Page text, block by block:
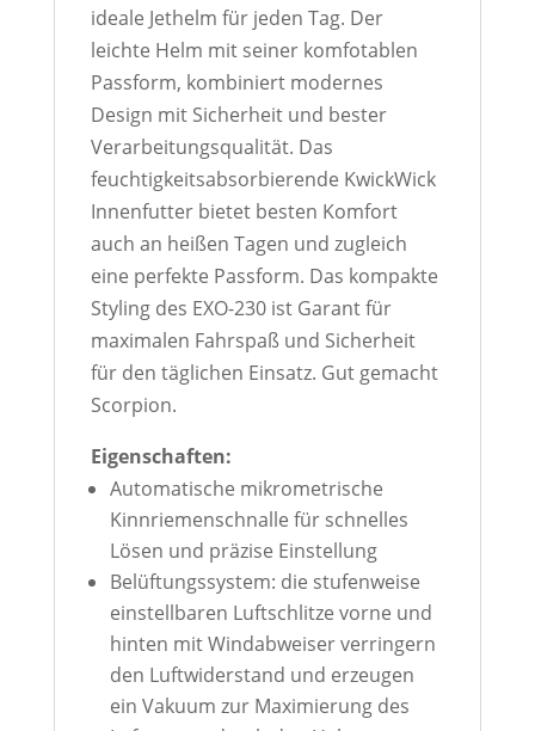
ideale Jethelm für jeden Tag. Der
leichte Helm mit seiner komfotablen
Passform, kombiniert modernes
Design mit Sicherheit und bester
Verarbeitungsqualität. Das
feuchtigkeitsabsorbierende KwickWick
Innenfutter bietet besten Komfort
auch an heißen Tagen und zugleich
eine perfekte Passform. Das kompakte
Styling des EXO-230 ist Garant für
maximalen Fahrspaß und Sicherheit
für den täglichen Einsatz. Gut gemacht
Scorpion.
Eigenschaften:
Automatische mikrometrische
Kinnriemenschnalle für schnelles
Lösen und präzise Einstellung
Belüftungssystem: die stufenweise
einstellbaren Luftschlitze vorne und
hinten mit Windabweiser verringern
den Luftwiderstand und erzeugen
ein Vakuum zur Maximierung des